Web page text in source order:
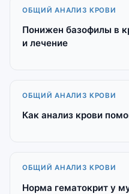
ОБЩИЙ АНАЛИЗ КРОВИ
Понижен базофилы в
и лечение
ОБЩИЙ АНАЛИЗ КРОВИ
Как анализ крови
ОБЩИЙ АНАЛИЗ КРОВИ
Норма гематокрит у